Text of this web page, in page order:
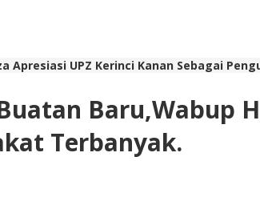
UPZ Kerinci Kanan Sebagai
Baru,Wabup
Terbanyak.